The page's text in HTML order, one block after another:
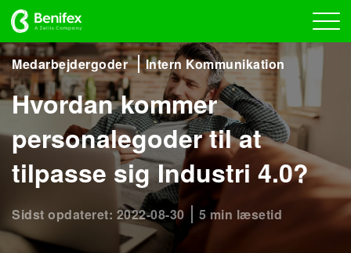
Medarbejdergoder Intern Kommunikation
Hvordan kommer
personalegoder til at
tilpasse sig Industri 4.0?
Sidst opdateret: 2022-08-30 5 min læsetid